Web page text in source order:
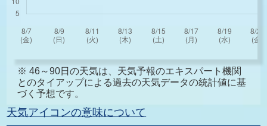
※ 46～90日の天気は、天気予報のエキスパート機関
とのタイアップによる過去の天気データの統計値に基
づく予想です。
天気アイコンの意味について